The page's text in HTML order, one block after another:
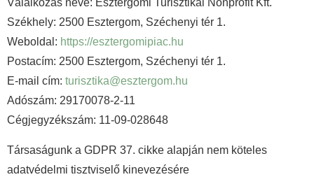
Válalkozás neve: Esztergomi Turisztikai Nonprofit Kft.
Székhely: 2500 Esztergom, Széchenyi tér 1.
Weboldal: https://esztergomipiac.hu
Postacím: 2500 Esztergom, Széchenyi tér 1.
E-mail cím: turisztika@esztergom.hu
Adószám: 29170078-2-11
Cégjegyzékszám: 11-09-028648
Társaságunk a GDPR 37. cikke alapján nem köteles
adatvédelmi tisztviselő kinevezésére